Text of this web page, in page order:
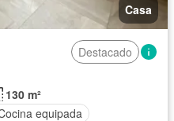
Casa
Destacado
130 m²
equipada